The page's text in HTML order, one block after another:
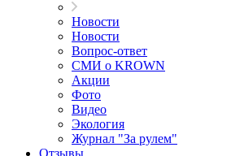
Новости
Новости
Вопрос-ответ
СМИ о KROWN
Акции
Фото
Видео
Экология
Журнал "За рулем"
Отзывы